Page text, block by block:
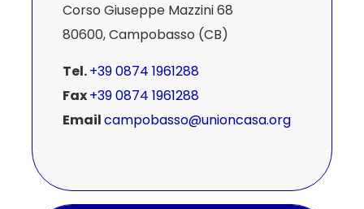
Corso Giuseppe Mazzini 68
80600, Campobasso (CB)
Tel.+39 0874 1961288
Fax+39 0874 1961288
Emailcampobasso@unioncasa.org